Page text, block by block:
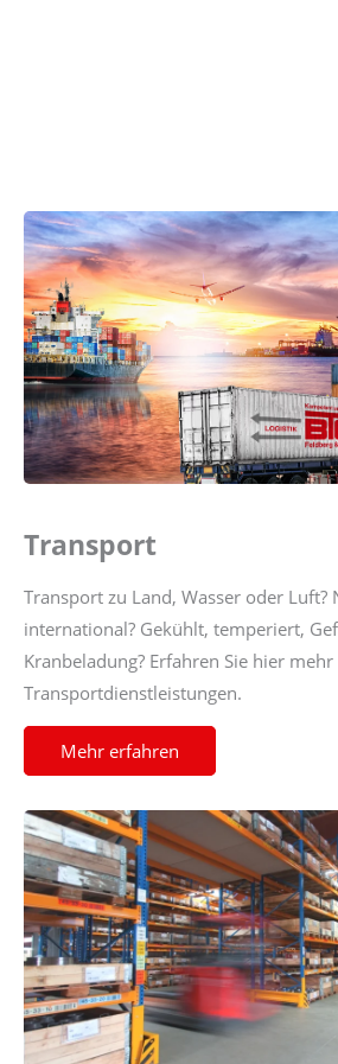
Transport
Transport zu Land, Wasser oder Luft?
international? Gekühlt, temperiert,
Kranbeladung? Erfahren Sie hier
Transportdienstleistungen.
Mehr erfahren